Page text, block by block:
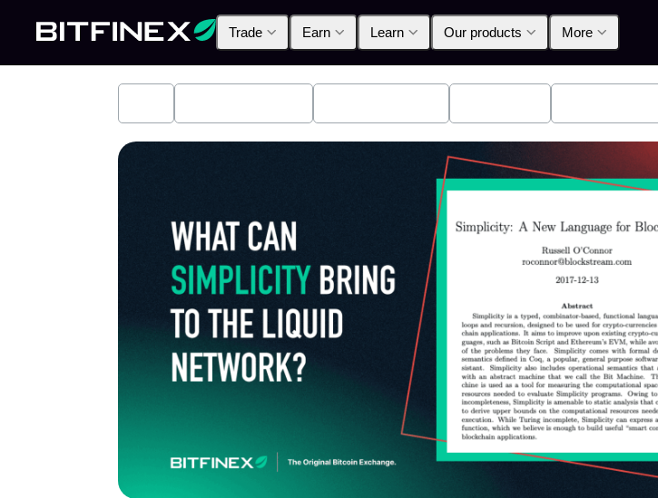
Trade Earn Learn Our products More